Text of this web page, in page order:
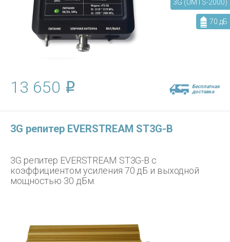
3G (UMTS-2000)
70 дБ
13 650
Бесплатная
доставка
3G репитер EVERSTREAM ST3G-B
3G репитер EVERSTREAM ST3G-B с
коэффициентом усиления 70 дБ и выходной
мощностью 30 дБм.